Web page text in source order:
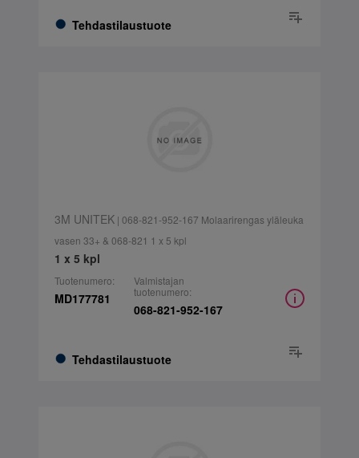
Tehdastilaustuote
3M UNITEK| 068-821-952-167 Molaarirengas yläleuka
vasen 33+ & 068-821 1 x 5 kpl
1 x 5 kpl
Tuotenumero:
MD177781
Tehdastilaustuote
Valmistajan
tuotenumero:
068-821-952-167